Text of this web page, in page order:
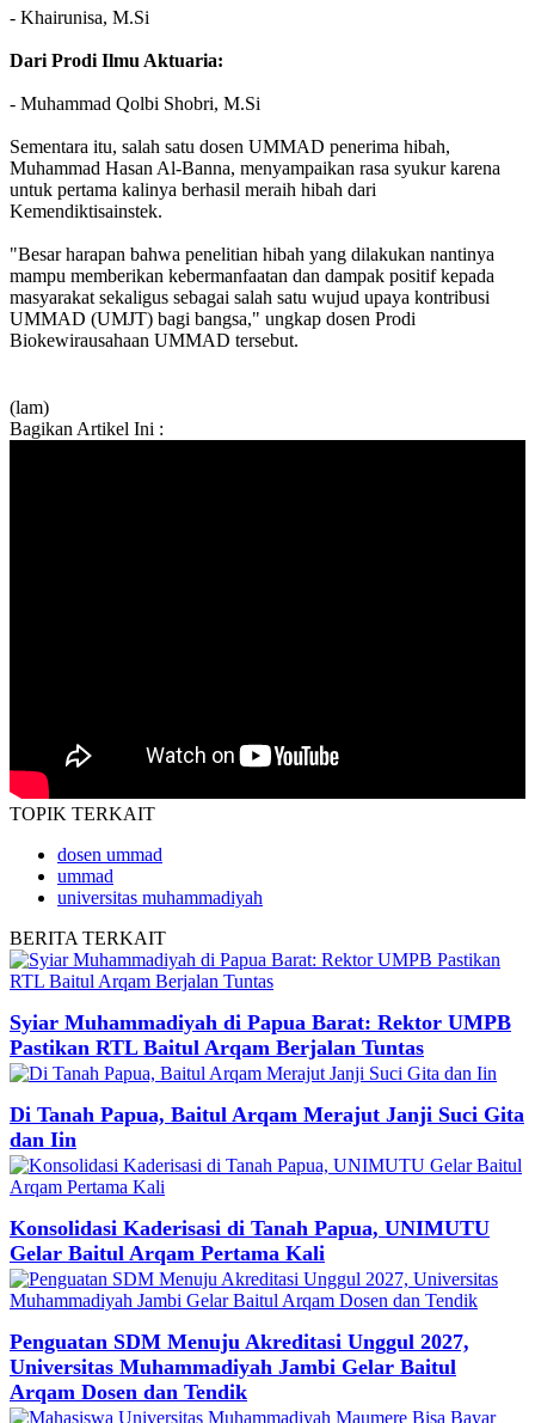
- Khairunisa, M.Si
Dari Prodi Ilmu Aktuaria:
- Muhammad Qolbi Shobri, M.Si
Sementara itu, salah satu dosen UMMAD penerima hibah,
Muhammad Hasan Al-Banna, menyampaikan rasa syukur karena
untuk pertama kalinya berhasil meraih hibah dari
Kemendiktisainstek.
"Besar harapan bahwa penelitian hibah yang dilakukan nantinya
mampu memberikan kebermanfaatan dan dampak positif kepada
masyarakat sekaligus sebagai salah satu wujud upaya kontribusi
UMMAD (UMJT) bagi bangsa," ungkap dosen Prodi
Biokewirausahaan UMMAD tersebut.
(lam)
Bagikan Artikel Ini :
TOPIK TERKAIT
dosen ummad
ummad
universitas muhammadiyah
BERITA TERKAIT
Syiar Muhammadiyah di Papua Barat: Rektor UMPB
Pastikan RTL Baitul Arqam Berjalan Tuntas
Di Tanah Papua, Baitul Arqam Merajut Janji Suci Gita
dan Iin
Konsolidasi Kaderisasi di Tanah Papua, UNIMUTU
Gelar Baitul Arqam Pertama Kali
Penguatan SDM Menuju Akreditasi Unggul 2027,
Universitas Muhammadiyah Jambi Gelar Baitul
Arqam Dosen dan Tendik